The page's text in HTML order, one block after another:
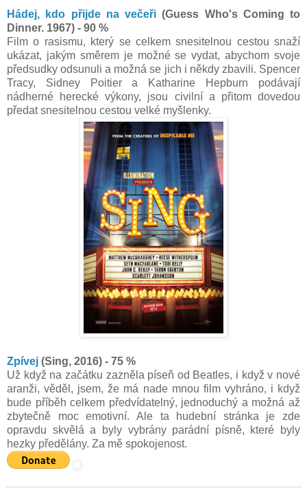
Hádej, kdo přijde na večeři (Guess Who's Coming to
Dinner. 1967) - 90 %
Film o rasismu, který se celkem snesitelnou cestou snaží
ukázat, jakým směrem je možné se vydat, abychom svoje
předsudky odsunuli a možná se jich i někdy zbavili. Spencer
Tracy, Sidney Poitier a Katharine Hepburn podávají
nádherné herecké výkony, jsou civilní a přitom dovedou
předat snesitelnou cestou velké myšlenky.
Zpívej (Sing, 2016) - 75 %
Už když na začátku zazněla píseň od Beatles, i když v nové
aranži, věděl, jsem, že má nade mnou film vyhráno, i když
bude příběh celkem předvídatelný, jednoduchý a možná až
zbytečně moc emotivní. Ale ta hudební stránka je zde
opravdu skvělá a byly vybrány parádní písně, které byly
hezky předělány. Za mě spokojenost.